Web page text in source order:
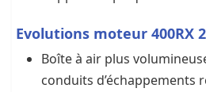
Evolutions moteur 400RX
Boîte à air plus
conduits d’échappements